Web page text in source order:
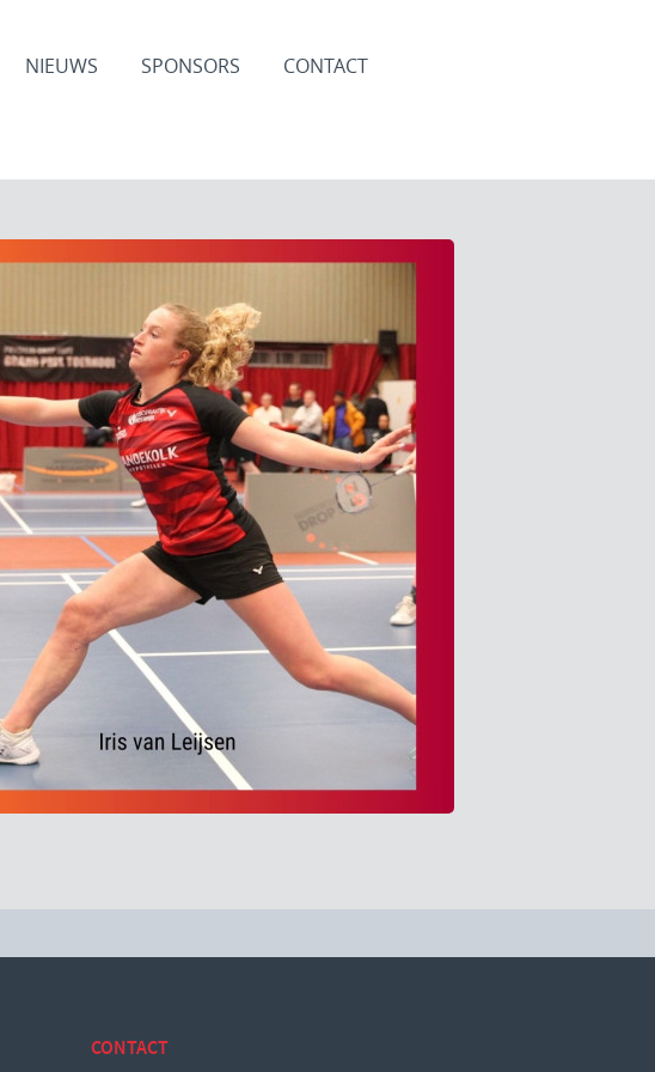
NIEUWS SPONSORS CONTACT
CONTACT